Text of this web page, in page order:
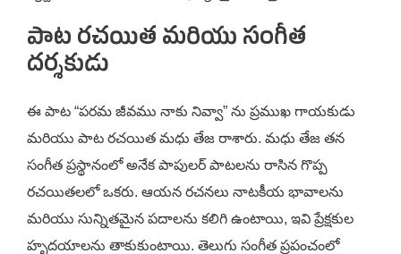
పాట రచయిత మరియు సంగీత
దర్శకుడు
ఈ పాట “పరమ జీవము నాకు నివ్వా” ను ప్రముఖ గాయకుడు
మరియు పాట రచయిత మధు తేజ రాశారు. మధు తేజ తన
సంగీత ప్రస్థానంలో అనేక పాపులర్ పాటలను రాసిన గొప్ప
రచయితలలో ఒకరు. ఆయన రచనలు నాటకీయ భావాలను
మరియు సున్నితమైన పదాలను కలిగి ఉంటాయి, ఇవి ప్రేక్షకుల
హృదయాలను తాకుకుంటాయి. తెలుగు సంగీత ప్రపంచంలో